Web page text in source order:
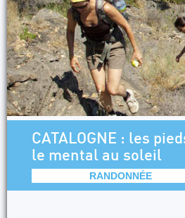
CATALOGNE : les
le mental au soleil
RANDONNÉE